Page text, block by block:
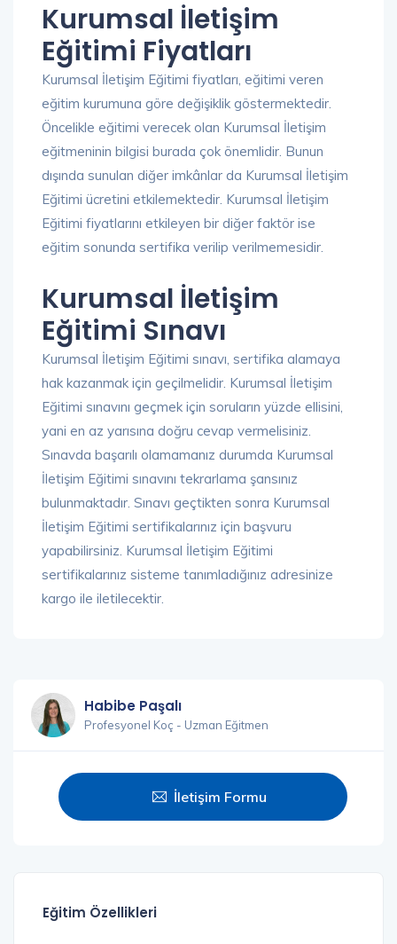
Kurumsal İletişim
Eğitimi Fiyatları
Kurumsal İletişim Eğitimi fiyatları, eğitimi veren
eğitim kurumuna göre değişiklik göstermektedir.
Öncelikle eğitimi verecek olan Kurumsal İletişim
eğitmeninin bilgisi burada çok önemlidir. Bunun
dışında sunulan diğer imkânlar da Kurumsal İletişim
Eğitimi ücretini etkilemektedir. Kurumsal İletişim
Eğitimi fiyatlarını etkileyen bir diğer faktör ise
eğitim sonunda sertifika verilip verilmemesidir.
Kurumsal İletişim
Eğitimi Sınavı
Kurumsal İletişim Eğitimi sınavı, sertifika alamaya
hak kazanmak için geçilmelidir. Kurumsal İletişim
Eğitimi sınavını geçmek için soruların yüzde ellisini,
yani en az yarısına doğru cevap vermelisiniz.
Sınavda başarılı olamamanız durumda Kurumsal
İletişim Eğitimi sınavını tekrarlama şansınız
bulunmaktadır. Sınavı geçtikten sonra Kurumsal
İletişim Eğitimi sertifikalarınız için başvuru
yapabilirsiniz. Kurumsal İletişim Eğitimi
sertifikalarınız sisteme tanımladığınız adresinize
kargo ile iletilecektir.
Habibe Paşalı
Profesyonel Koç - Uzman Eğitmen
İletişim Formu
Eğitim Özellikleri